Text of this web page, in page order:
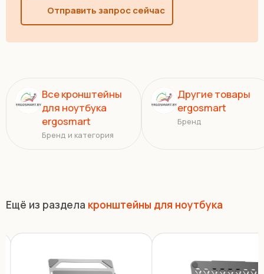
Отправить запрос сейчас
Все кронштейны
для ноутбука
ergosmart
Бренд и категория
Другие товары
ergosmart
Бренд
Ещё из раздела кронштейны для ноутбука